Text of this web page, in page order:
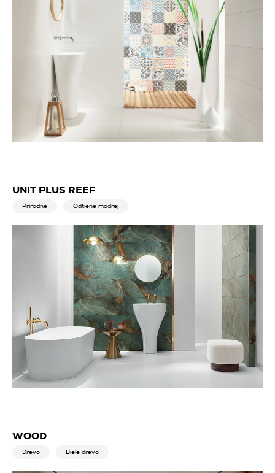
UNIT PLUS REEF
Prírodné Odtiene modrej
WOOD
Drevo Biele drevo